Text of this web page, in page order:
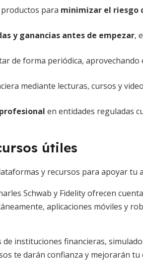
para minimizar el riesgo
y ganancias antes de empezar,
de forma periódica, aprovechando
mediante lecturas, cursos y
en entidades reguladas
útiles
y recursos para apoyar tu
Schwab y Fidelity ofrecen
aplicaciones móviles y
instituciones financieras,
te darán confianza y mejorarán tu